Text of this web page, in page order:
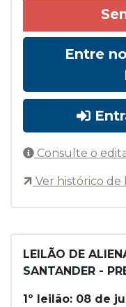
LEILÃO DE
SANTANDER -
1º leilão: 08 de
Entre
Consulte o
Ver histórico de